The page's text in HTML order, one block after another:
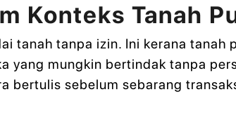
Konteks Tanah
tanah tanpa izin. Ini kerana tanah
yang mungkin bertindak tanpa
bertulis sebelum sebarang